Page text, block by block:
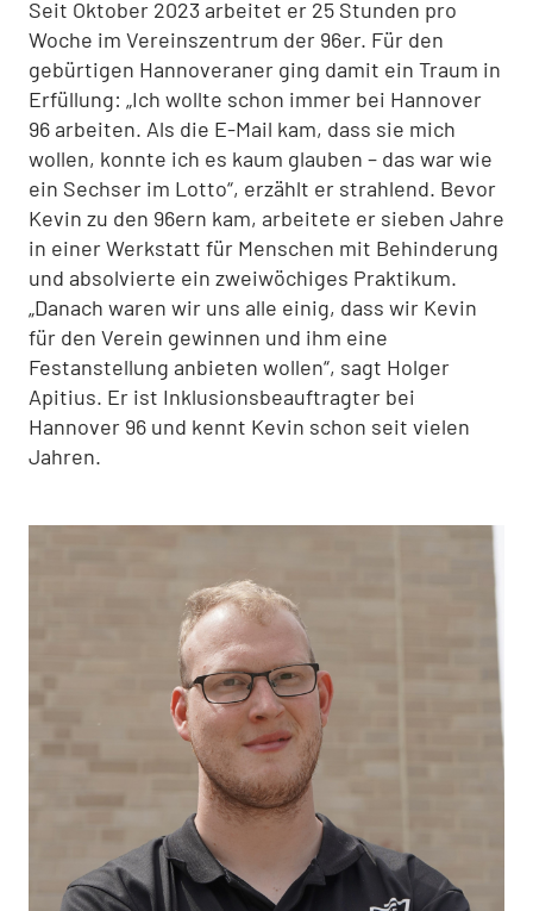
Seit Oktober 2023 arbeitet er 25 Stunden pro
Woche im Vereinszentrum der 96er. Für den
gebürtigen Hannoveraner ging damit ein Traum in
Erfüllung: „Ich wollte schon immer bei Hannover
96 arbeiten. Als die E-Mail kam, dass sie mich
wollen, konnte ich es kaum glauben – das war wie
ein Sechser im Lotto“, erzählt er strahlend. Bevor
Kevin zu den 96ern kam, arbeitete er sieben Jahre
in einer Werkstatt für Menschen mit Behinderung
und absolvierte ein zweiwöchiges Praktikum.
„Danach waren wir uns alle einig, dass wir Kevin
für den Verein gewinnen und ihm eine
Festanstellung anbieten wollen“, sagt Holger
Apitius. Er ist Inklusionsbeauftragter bei
Hannover 96 und kennt Kevin schon seit vielen
Jahren.